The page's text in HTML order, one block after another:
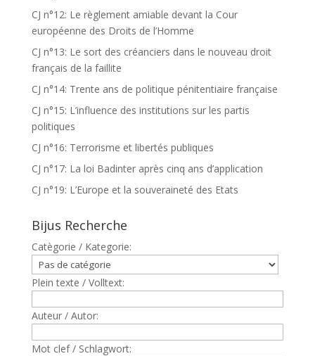
CJ n°12: Le règlement amiable devant la Cour
européenne des Droits de l’Homme
CJ n°13: Le sort des créanciers dans le nouveau droit
français de la faillite
CJ n°14: Trente ans de politique pénitentiaire française
CJ n°15: L’influence des institutions sur les partis
politiques
CJ n°16: Terrorisme et libertés publiques
CJ n°17: La loi Badinter après cinq ans d’application
CJ n°19: L’Europe et la souveraineté des Etats
Bijus Recherche
Catègorie / Kategorie:
Plein texte / Volltext:
Auteur / Autor:
Mot clef / Schlagwort: